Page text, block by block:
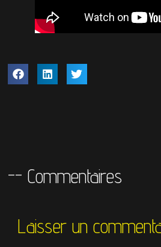
-- Commentaires
Laisser un